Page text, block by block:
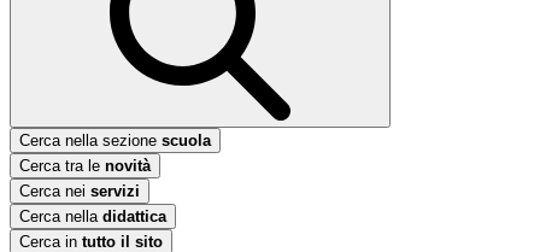
Cerca nella sezione scuola
Cerca tra le novità
Cerca nei servizi
Cerca nella didattica
Cerca in tutto il sito